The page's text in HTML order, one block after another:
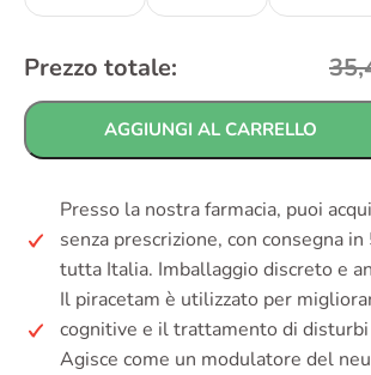
Prezzo totale:
AGGIUNGI AL CARRELLO
Presso la nostra farmacia, puoi
senza prescrizione, con consegna
tutta Italia. Imballaggio discreto e
Il piracetam è utilizzato per
cognitive e il trattamento di
Agisce come un modulatore del